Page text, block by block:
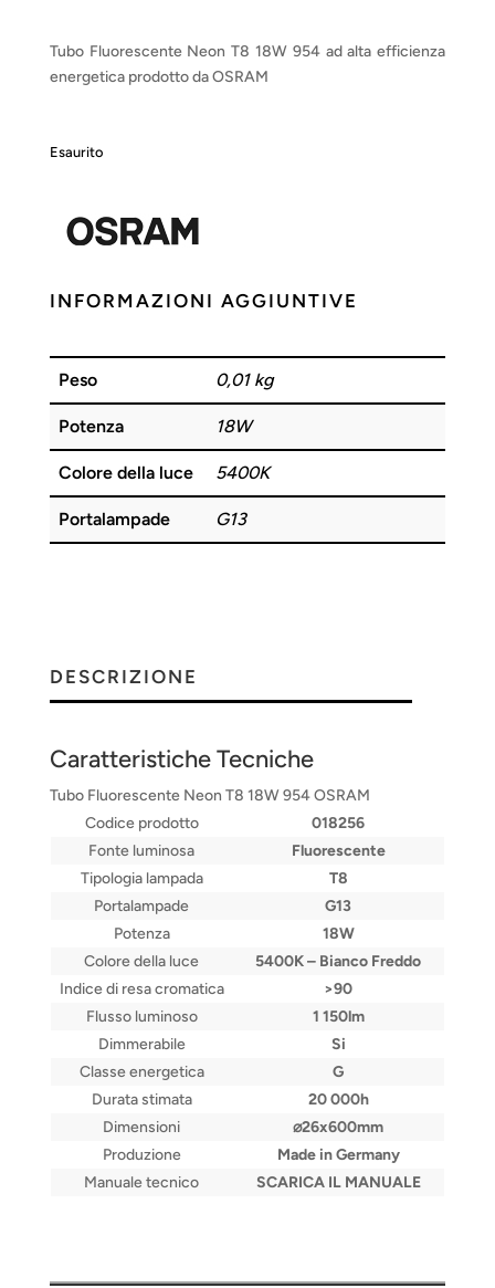
Tubo Fluorescente Neon T8 18W 954 ad alta efficienza
energetica prodotto da OSRAM
Esaurito
INFORMAZIONI AGGIUNTIVE
Peso 0,01 kg
Potenza 18W
Colore della luce 5400K
Portalampade G13
DESCRIZIONE
Caratteristiche Tecniche
Tubo Fluorescente Neon T8 18W 954 OSRAM
Codice prodotto
018256
Fonte luminosa
Fluorescente
Tipologia lampada
T8
Portalampade
G13
Potenza
18W
Colore della luce
5400K – Bianco Freddo
Indice di resa cromatica
>90
Flusso luminoso
1 150lm
Dimmerabile
Si
Classe energetica
G
Durata stimata
20 000h
Dimensioni
⌀26x600mm
Produzione
Made in Germany
Manuale tecnico
SCARICA IL MANUALE